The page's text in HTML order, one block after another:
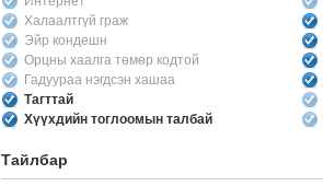
Халаалтгүй граж
Эйр кондешн
Орцны хаалга төмөр кодтой
Гадуураа нэгдсэн хашаа
Тагттай
Хүүхдийн тоглоомын талбай
Тайлбар